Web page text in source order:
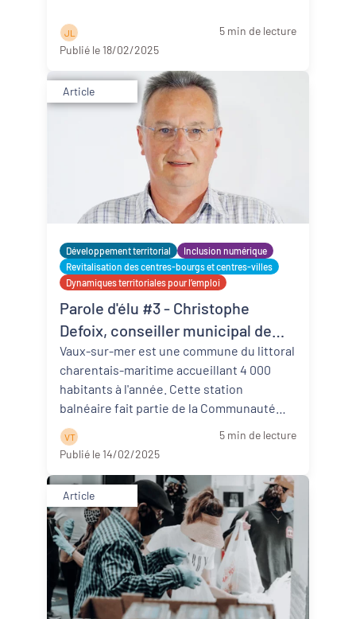
J L
5 min de lecture
Publié le 18/02/2025
Article
Développement territorial
Inclusion numérique
Revitalisation des centres-bourgs et centres-villes
Dynamiques territoriales pour l’emploi
Parole d'élu #3 - Christophe
Defoix, conseiller municipal de
Vaux-sur-mer (17)
Vaux-sur-mer est une commune du littoral
charentais-maritime accueillant 4 000
habitants à l'année. Cette station
balnéaire fait partie de la Communauté
V T
5 min de lecture
Publié le 14/02/2025
Article